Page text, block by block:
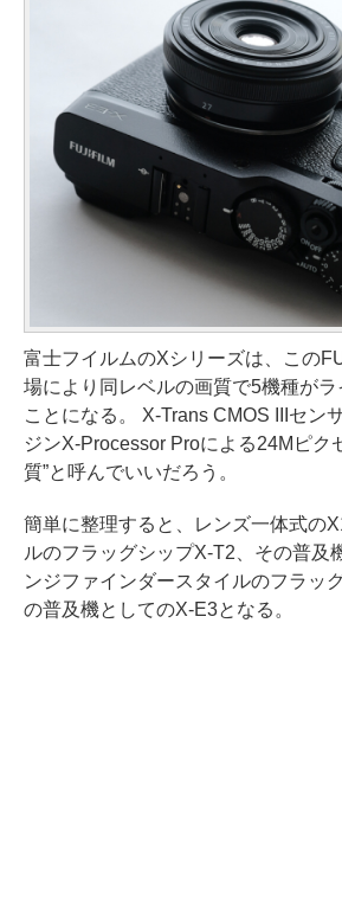
富士フイルムのXシリーズは、この
場により同レベルの画質で5機種が
ことになる。 X-Trans CMOS IIIセン
ジンX-Processor Proによる24Mピク
質”と呼んでいいだろう。
簡単に整理すると、レンズ一体式の
ルのフラッグシップX-T2、その普及
ンジファインダースタイルのフラッ
の普及機としてのX-E3となる。